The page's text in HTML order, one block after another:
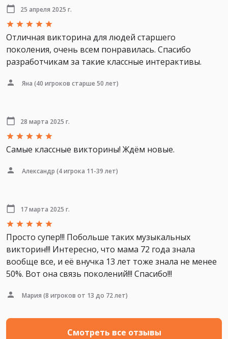
25 апреля 2025 г.
Отличная викторина для людей старшего
поколения, очень всем понравилась. Спасибо
разработчикам за такие классные интерактивы.
Яна (40 игроков старше 50 лет)
28 марта 2025 г.
Самые классные викторины! Ждём новые.
Александр (4 игрока 11-39 лет)
17 марта 2025 г.
Просто супер!!! Побольше таких музыкальных
викторин!!! Интересно, что мама 72 года знала
вообще все, и её внучка 13 лет тоже знала не менее
50%. Вот она связь поколений!!! Спасибо!!!
Мария (8 игроков от 13 до 72 лет)
Смотреть все отзывы